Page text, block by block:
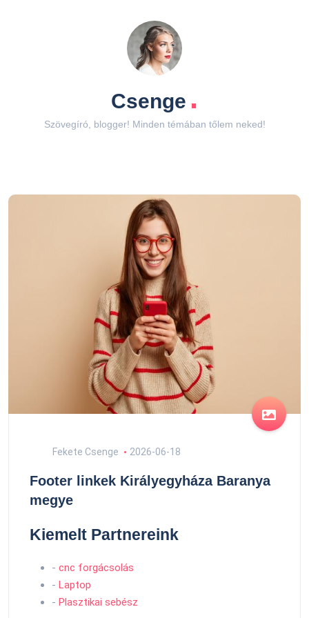
Csenge .
Szövegíró, blogger! Minden témában tőlem neked!
Fekete Csenge 2026-06-18
Footer linkek Királyegyháza Baranya
megye
Kiemelt Partnereink
- cnc forgácsolás
- Laptop
- Plasztikai sebész